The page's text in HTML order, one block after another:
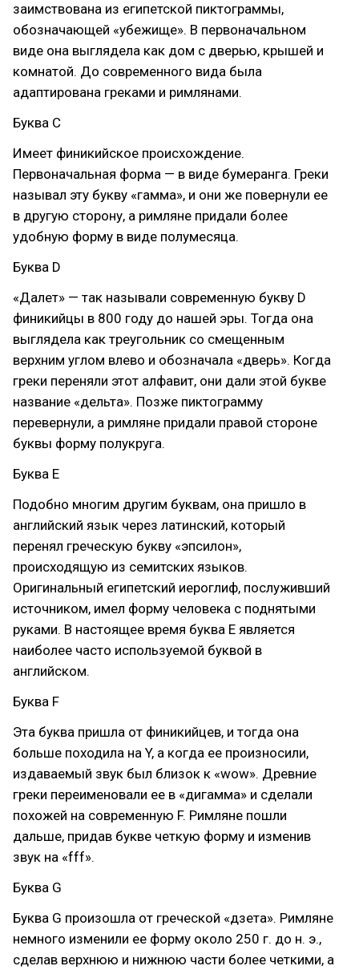
заимствована из египетской пиктограммы,
обозначающей «убежище». В первоначальном
виде она выглядела как дом с дверью, крышей и
комнатой. До современного вида была
адаптирована греками и римлянами.
Буква C
Имеет финикийское происхождение.
Первоначальная форма — в виде бумеранга. Греки
называл эту букву «гамма», и они же повернули ее
в другую сторону, а римляне придали более
удобную форму в виде полумесяца.
Буква D
«Далет» — так называли современную букву D
финикийцы в 800 году до нашей эры. Тогда она
выглядела как треугольник со смещенным
верхним углом влево и обозначала «дверь». Когда
греки переняли этот алфавит, они дали этой букве
название «дельта». Позже пиктограмму
перевернули, а римляне придали правой стороне
буквы форму полукруга.
Буква E
Подобно многим другим буквам, она пришло в
английский язык через латинский, который
перенял греческую букву «эпсилон»,
происходящую из семитских языков.
Оригинальный египетский иероглиф, послуживший
источником, имел форму человека с поднятыми
руками. В настоящее время буква E является
наиболее часто используемой буквой в
английском.
Буква F
Эта буква пришла от финикийцев, и тогда она
больше походила на Y, а когда ее произносили,
издаваемый звук был близок к «wow». Древние
греки переименовали ее в «дигамма» и сделали
похожей на современную F. Римляне пошли
дальше, придав букве четкую форму и изменив
звук на «fff».
Буква G
Буква G произошла от греческой «дзета». Римляне
немного изменили ее форму около 250 г. до н. э.,
сделав верхнюю и нижнюю части более четкими, а